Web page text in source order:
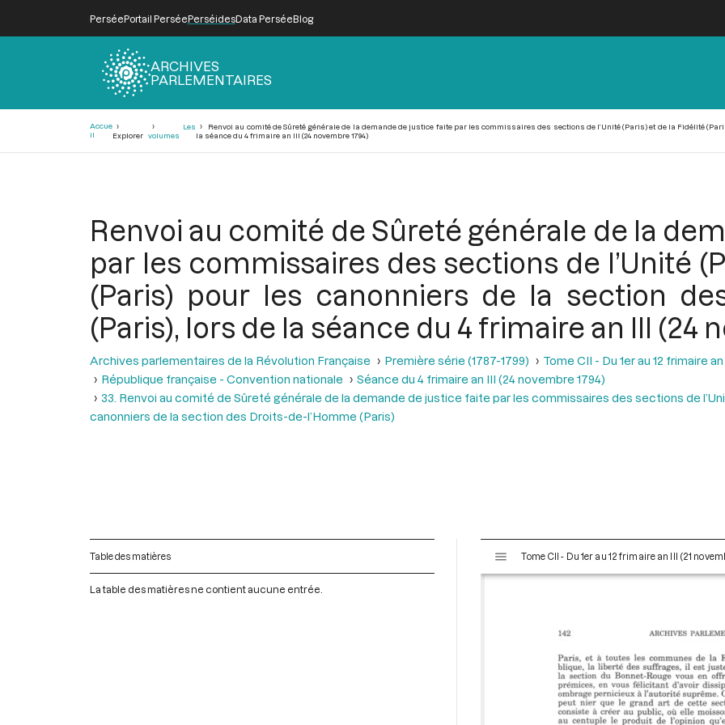
PerséePortail PerséePerséidesData PerséeBlog
ARCHIVES
PARLEMENTAIRES
Accue
il
Explorer
Les
volumes
Renvoi au comité de Sûreté générale de la demande de justice faite par les commissaires des sections de l’Unité (Paris) et de la Fidélité
la séance du 4 frimaire an III (24 novembre 1794)
Renvoi au comité de Sûreté générale de la
par les commissaires des sections de l’Unité
(Paris) pour les canonniers de la section
(Paris), lors de la séance du 4 frimaire an III (24
Archives parlementaires de la Révolution Française Première série (1787-1799)
Tome CII - Du 1er au 12 frimaire
République française - Convention nationale
Séance du 4 frimaire an III (24 novembre 1794)
33. Renvoi au comité de Sûreté générale de la demande de justice faite par les commissaires des sections de
canonniers de la section des Droits-de-l’Homme (Paris)
Table des matières
La table des matières ne contient aucune entrée.
s
Tome CII - Du 1er au 12 frimaire an III (21